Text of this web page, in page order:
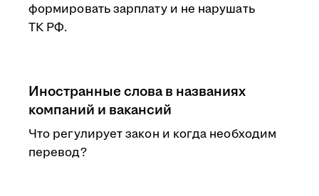
формировать зарплату и не нарушать
ТК РФ.
Иностранные слова в названиях
компаний и вакансий
Что регулирует закон и когда необходим
перевод?